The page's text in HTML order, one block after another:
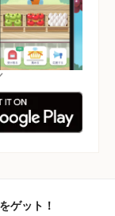
ゲット！